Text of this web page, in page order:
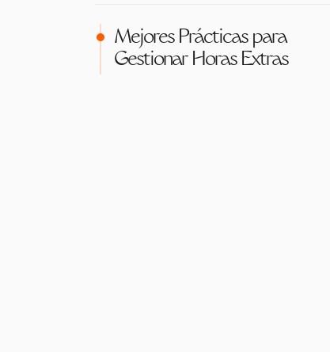
Mejores Prácticas para
Gestionar Horas Extras